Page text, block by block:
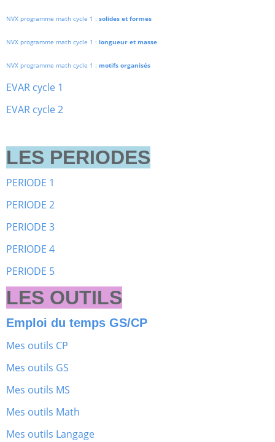
NVX programme math cycle 1 : solides et formes
NVX programme math cycle 1 : longueur et masse
NVX programme math cycle 1 : motifs organisés
EVAR cycle 1
EVAR cycle 2
LES PERIODES
PERIODE 1
PERIODE 2
PERIODE 3
PERIODE 4
PERIODE 5
LES OUTILS
Emploi du temps GS/CP
Mes outils CP
Mes outils GS
Mes outils MS
Mes outils Math
Mes outils Langage